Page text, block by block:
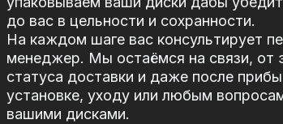
до вас в цельности и сохранности.
На каждом шаге вас консультирует
менеджер. Мы остаёмся на связи, от
статуса доставки и даже после
установке, уходу или любым
вашими дисками.